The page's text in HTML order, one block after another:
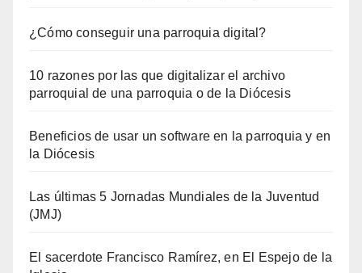
¿Cómo conseguir una parroquia digital?
10 razones por las que digitalizar el archivo
parroquial de una parroquia o de la Diócesis
Beneficios de usar un software en la parroquia y en
la Diócesis
Las últimas 5 Jornadas Mundiales de la Juventud
(JMJ)
El sacerdote Francisco Ramírez, en El Espejo de la